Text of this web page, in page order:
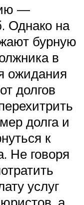
—
Однако на
бурную
в
ожидания
долгов
долга и
к
Не говоря
услуг